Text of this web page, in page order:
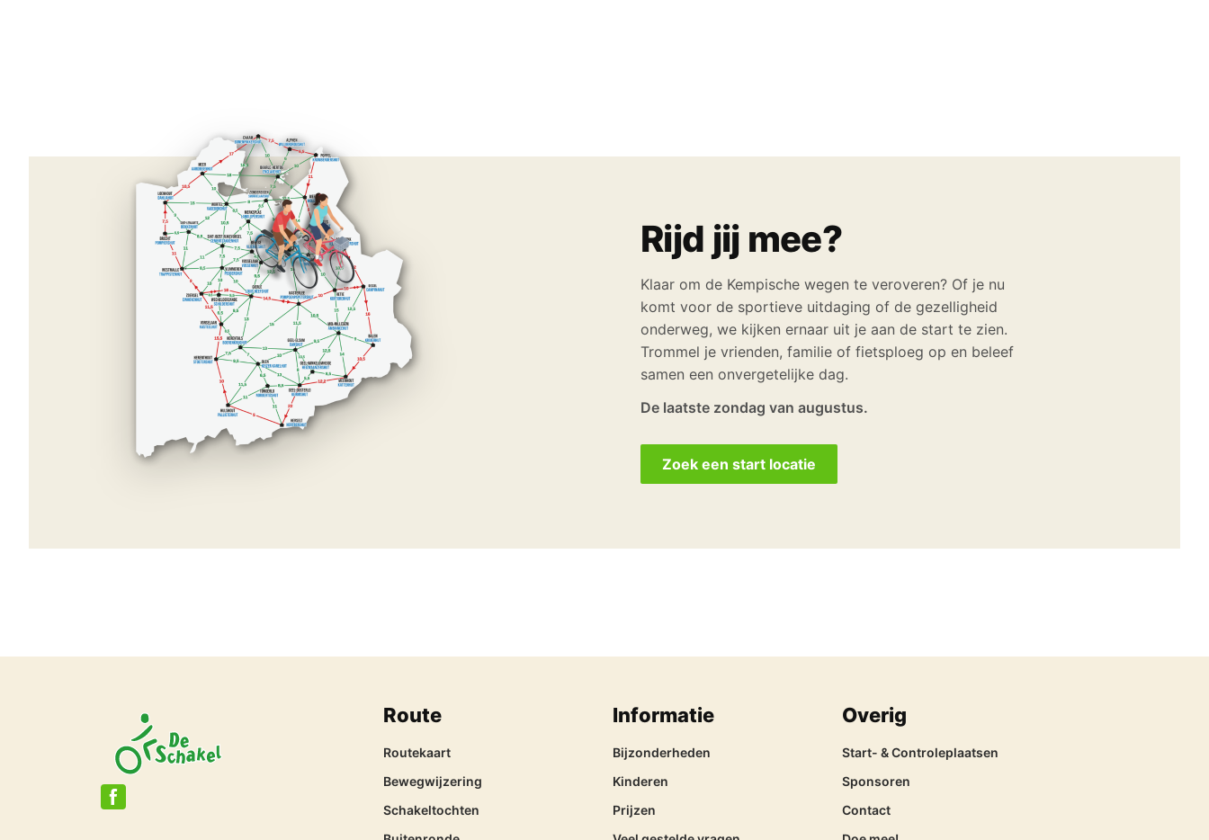
Rijd jij mee?
Klaar om de Kempische wegen te veroveren? Of je nu
komt voor de sportieve uitdaging of de gezelligheid
onderweg, we kijken ernaar uit je aan de start te zien.
Trommel je vrienden, familie of fietsploeg op en beleef
samen een onvergetelijke dag.
De laatste zondag van augustus.
Zoek een start locatie
Route
Routekaart
Bewegwijzering
Schakeltochten
Informatie
Bijzonderheden
Kinderen
Prijzen
Overig
Start- & Controleplaatsen
Sponsoren
Contact